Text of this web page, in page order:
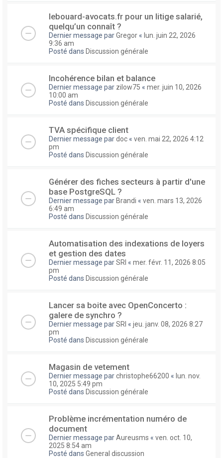
lebouard-avocats.fr pour un litige salarié,
quelqu’un connaît ?
Dernier message parGregor « lun. juin 22, 2026
9:36 am
Posté dans Discussion générale
Incohérence bilan et balance
Dernier message par zilow75 « mer. juin 10, 2026
10:00 am
Posté dans Discussion générale
TVA spécifique client
Dernier message pardoc « ven. mai 22, 2026 4:12
pm
Posté dans Discussion générale
Générer des fiches secteurs à partir d'une
base PostgreSQL ?
Dernier message par Brandi « ven. mars 13, 2026
6:49 am
Posté dans Discussion générale
Automatisation des indexations de loyers
et gestion des dates
Dernier message parSRI « mer. févr. 11, 2026 8:05
pm
Posté dans Discussion générale
Lancer sa boite avec OpenConcerto :
galere de synchro ?
Dernier message parSRI « jeu. janv. 08, 2026 8:27
pm
Posté dans Discussion générale
Magasin de vetement
Dernier message parchristophe66200 « lun. nov.
10, 2025 5:49 pm
Posté dans Discussion générale
Problème incrémentation numéro de
document
Dernier message parAureusms « ven. oct. 10,
2025 8:54 am
Posté dans General discussion